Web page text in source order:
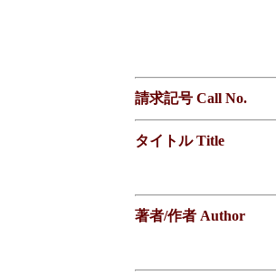
請求記号 Call No.
タイトル Title
著者/作者 Author